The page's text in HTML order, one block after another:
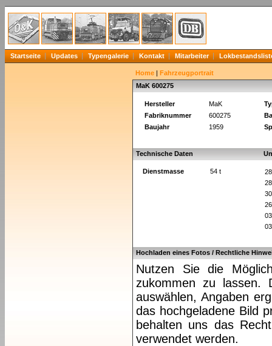
Startseite Updates Typengalerie Kontakt Mitarbeiter
Home | Fahrzeugportrait
MaK 600275
Hersteller MaK
Fabriknummer
600275
Baujahr
1959
Technische Daten
Dienstmasse 54 t
Hochladen eines Fotos / Rechtliche
Nutzen Sie die
zukommen zu lassen.
auswählen, Angaben
das hochgeladene Bild
behalten uns das
verwendet werden.